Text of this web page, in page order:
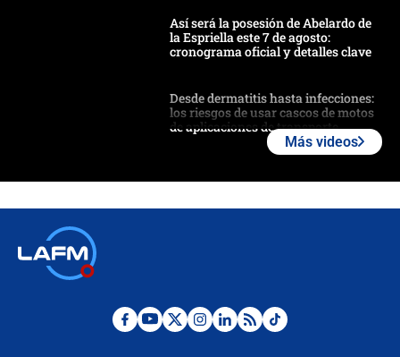
Así será la posesión de Abelardo de
la Espriella este 7 de agosto:
cronograma oficial y detalles clave
Desde dermatitis hasta infecciones:
los riesgos de usar cascos de motos
de aplicaciones de transporte
Posesión de Abelardo De La Espriella
Más videos